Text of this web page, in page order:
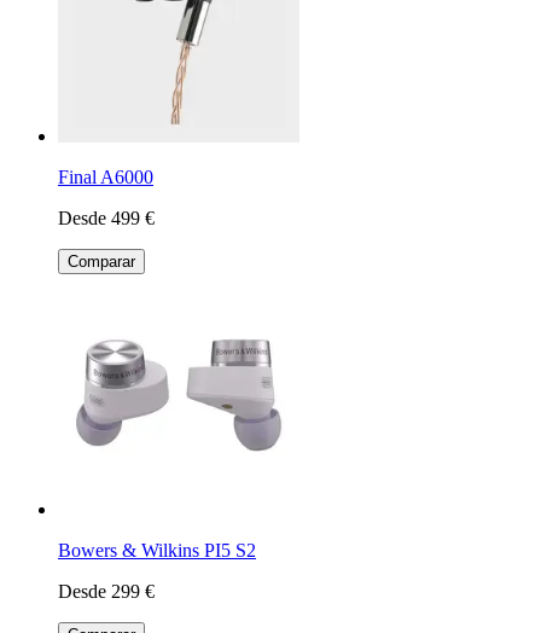
Final A6000
Desde 499 €
Comparar
Bowers & Wilkins PI5 S2
Desde 299 €